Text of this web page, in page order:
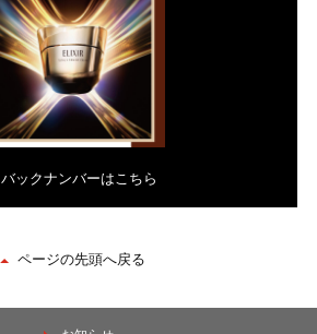
バックナンバーはこちら
ページの先頭へ戻る